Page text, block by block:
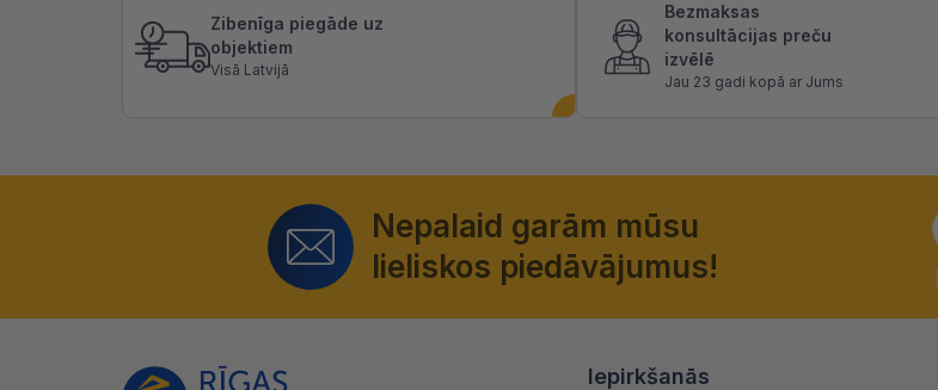
Zibenīga piegāde uz
objektiem
Visā Latvijā
Bezmaksas
konsultācijas preču
izvēlē
Jau 23 gadi kopā ar Jums
Nepalaid garām mūsu
lieliskos piedāvājumus!
Iepirkšanās